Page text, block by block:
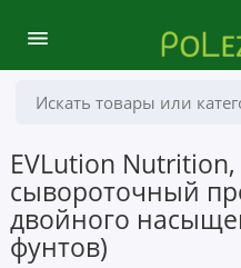
EVLution Nutrition,
сывороточный
двойного
фунтов)